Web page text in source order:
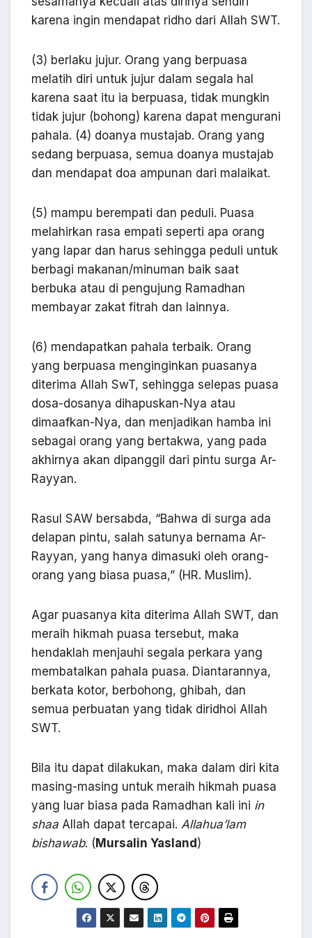
karena ingin mendapat ridho dari Allah SWT.
(3) berlaku jujur. Orang yang berpuasa
melatih diri untuk jujur dalam segala hal
karena saat itu ia berpuasa, tidak mungkin
tidak jujur (bohong) karena dapat mengurani
pahala. (4) doanya mustajab. Orang yang
sedang berpuasa, semua doanya mustajab
dan mendapat doa ampunan dari malaikat.
(5) mampu berempati dan peduli. Puasa
melahirkan rasa empati seperti apa orang
yang lapar dan harus sehingga peduli untuk
berbagi makanan/minuman baik saat
berbuka atau di pengujung Ramadhan
membayar zakat fitrah dan lainnya.
(6) mendapatkan pahala terbaik. Orang
yang berpuasa menginginkan puasanya
diterima Allah SwT, sehingga selepas puasa
dosa-dosanya dihapuskan-Nya atau
dimaafkan-Nya, dan menjadikan hamba ini
sebagai orang yang bertakwa, yang pada
akhirnya akan dipanggil dari pintu surga Ar-
Rayyan.
Rasul SAW bersabda, “Bahwa di surga ada
delapan pintu, salah satunya bernama Ar-
Rayyan, yang hanya dimasuki oleh orang-
orang yang biasa puasa,” (HR. Muslim).
Agar puasanya kita diterima Allah SWT, dan
meraih hikmah puasa tersebut, maka
hendaklah menjauhi segala perkara yang
membatalkan pahala puasa. Diantarannya,
berkata kotor, berbohong, ghibah, dan
semua perbuatan yang tidak diridhoi Allah
SWT.
Bila itu dapat dilakukan, maka dalam diri kita
masing-masing untuk meraih hikmah puasa
yang luar biasa pada Ramadhan kali ini in
shaa Allah dapat tercapai. Allahua’lam
bishawab. (Mursalin Yasland)